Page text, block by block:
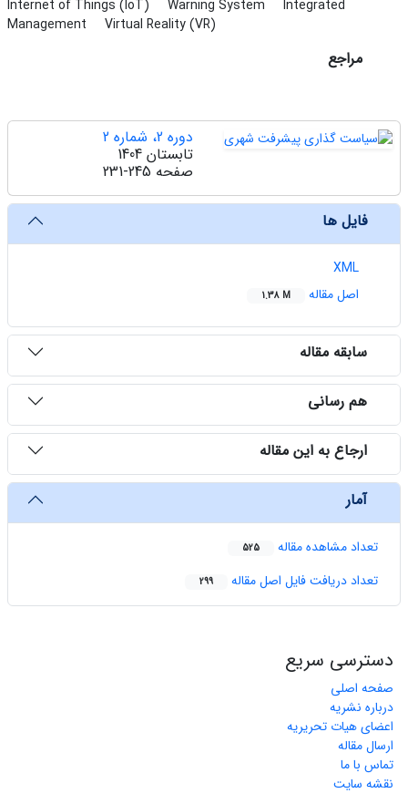
Internet of Things (IoT) Warning System
Integrated
Management
Virtual Reality (VR)
مراجع
دوره 2، شماره 2
تابستان 1404
صفحه 231-245
فایل ها
XML
اصل مقاله
1.38 M
سابقه مقاله
هم رسانی
ارجاع به این مقاله
آمار
تعداد مشاهده مقاله 525
تعداد دریافت فایل اصل مقاله 299
دسترسی سریع
صفحه اصلی
درباره نشریه
اعضای هیات تحریریه
ارسال مقاله
تماس با ما
نقشه سایت